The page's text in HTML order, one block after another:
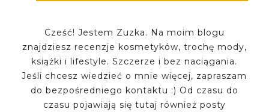
Cześć! Jestem Zuzka. Na moim blogu
znajdziesz recenzje kosmetyków, trochę mody,
książki i lifestyle. Szczerze i bez naciągania.
Jeśli chcesz wiedzieć o mnie więcej, zapraszam
do bezpośredniego kontaktu :) Od czasu do
czasu pojawiają się tutaj również posty